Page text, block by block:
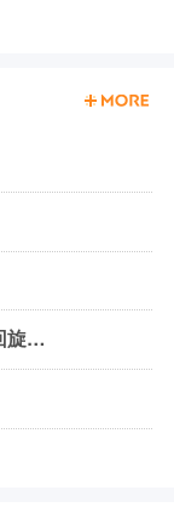
只狼寄鹰斩反向回旋怎么用 寄鹰斩反向回旋使用方法